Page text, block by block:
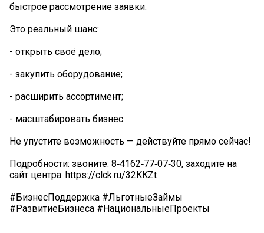
быстрое рассмотрение заявки.
Это реальный шанс:
- открыть своё дело;
- закупить оборудование;
- расширить ассортимент;
- масштабировать бизнес.
Не упустите возможность — действуйте прямо сейчас!
Подробности: звоните: 8‑4162‑77‑07‑30, заходите на
сайт центра: https://clck.ru/32KKZt
#БизнесПоддержка #ЛьготныеЗаймы
#РазвитиеБизнеса #НациональныеПроекты